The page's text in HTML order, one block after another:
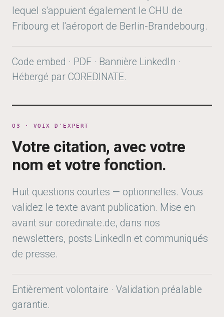
lequel s'appuient également le CHU de
Fribourg et l'aéroport de Berlin-Brandebourg.
Code embed · PDF · Bannière LinkedIn ·
Hébergé par COREDINATE.
03 · VOIX D'EXPERT
Votre citation, avec votre
nom et votre fonction.
Huit questions courtes — optionnelles. Vous
validez le texte avant publication. Mise en
avant sur coredinate.de, dans nos
newsletters, posts LinkedIn et communiqués
de presse.
Entièrement volontaire · Validation préalable
garantie.